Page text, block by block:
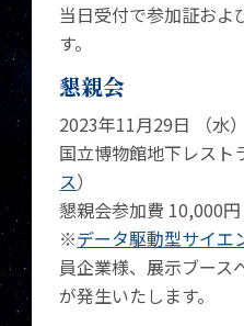
当日受付で参加証およ
す。
懇親会
2023年11月29日 （水
国立博物館地下レスト
ス）
懇親会参加費 10,000円
※データ駆動型サイエ
員企業様、展示ブース
が発生いたします。